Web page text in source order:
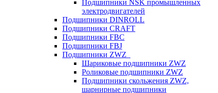
Подшипники NSK промышленных
электродвигателей
Подшипники DINROLL
Подшипники CRAFT
Подшипники FBC
Подшипники FBJ
Подшипники ZWZ
Шариковые подшипники ZWZ
Роликовые подшипники ZWZ
Подшипники скольжения ZWZ,
шарнирные подшипники